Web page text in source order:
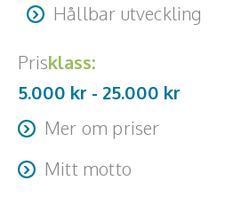
Hållbar utveckling
Prisklass:
5.000 kr - 25.000 kr
Mer om priser
Pris sätts efter typ av uppdrag:
keynote, halvdags- eller
Mitt motto